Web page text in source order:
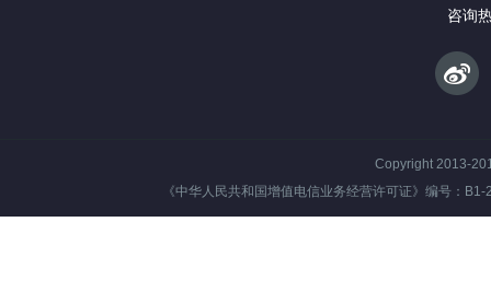
咨询
Copyright 2013-
《中华人民共和国增值电信业务经营许可证》编号：